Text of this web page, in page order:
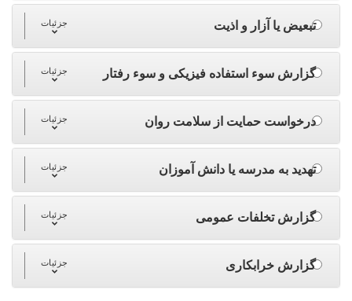
تبعیض یا آزار و اذیت جزئیات
گزارش سوء استفاده فیزیکی و سوء رفتار جزئیات
درخواست حمایت از سلامت روان جزئیات
تهدید به مدرسه یا دانش آموزان جزئیات
گزارش تخلفات عمومی جزئیات
گزارش خرابکاری جزئیات